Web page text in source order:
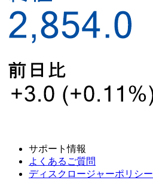
サポート情報
よくあるご質問
ディスクロージャーポリシー